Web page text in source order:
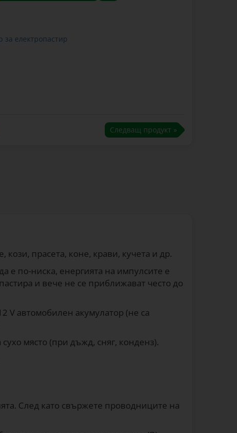
за електропастир
Следващ продукт »
прасета, коне, крави, кучета и др.
е по-ниска, енергията на импулсите е
и вече не се приближават често до
V автомобилен акумулатор (не са
място (при дъжд, сняг, конденз).
След като свържете проводниците на